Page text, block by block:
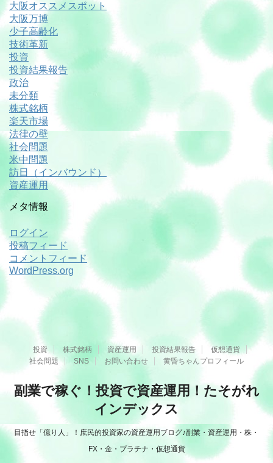
大阪オススメスポット
大阪万博
少子高齢化
技術革新
投資
投資結果報告
政治
未分類
株式銘柄
楽天市場
法律の壁
社会問題
米中問題
訪日（インバウンド）
資産運用
メタ情報
ログイン
投稿フィード
コメントフィード
WordPress.org
投資 株式銘柄 資産運用 投資結果報告
仮想通貨
社会問題
SNS お問い合わせ 黄昏ちゃんプロフィール
副業で稼ぐ！投資で資産運用！たそがれ
インデックス
目指せ「億り人」！庶民的投資家の資産運用ブログ♪副業・資産運用・株・
FX・金・プラチナ・仮想通貨